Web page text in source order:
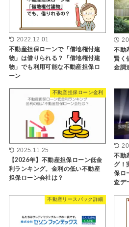
2022.12.01
不動産担保ローンで「借地権付建
物」は借りられる？「借地権付建
物」でも利用可能な不動産担保ロ
ーン
不動
賢く
金調
不動産担保ローン金利
2025.11.25
【2026年】不動産担保ローン低金
利ランキング。金利の低い不動産
担保ローン会社は？
不動
グ！
保ロ
査デ
不動産リースバック詳細